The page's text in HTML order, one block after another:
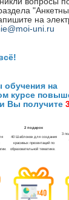
на
uni.ru
обучения на
курсе
Вы получите